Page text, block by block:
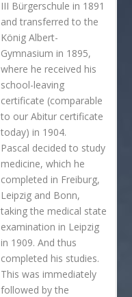
III Bürgerschule in 1891
and transferred to the
König Albert-
Gymnasium in 1895,
where he received his
school-leaving
certificate (comparable
to our Abitur certificate
today) in 1904.
Pascal decided to study
medicine, which he
completed in Freiburg,
Leipzig and Bonn,
taking the medical state
examination in Leipzig
in 1909. And thus
completed his studies.
This was immediately
followed by the